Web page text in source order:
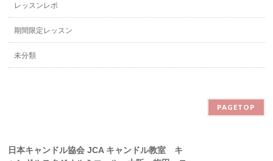
レッスンレポ
期間限定レッスン
未分類
PAGETOP
日本キャンドル協会 JCA キャンドル教室 キ